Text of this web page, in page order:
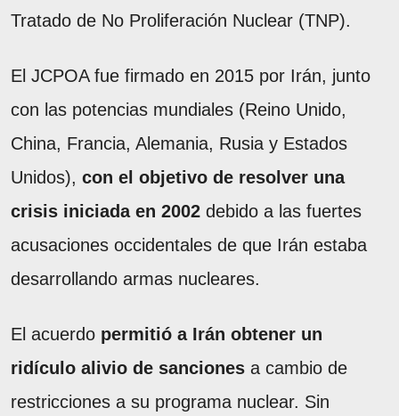
Tratado de No Proliferación Nuclear (TNP).
El JCPOA fue firmado en 2015 por Irán, junto
con las potencias mundiales (Reino Unido,
China, Francia, Alemania, Rusia y Estados
Unidos), con el objetivo de resolver una
crisis iniciada en 2002 debido a las fuertes
acusaciones occidentales de que Irán estaba
desarrollando armas nucleares.
El acuerdo permitió a Irán obtener un
ridículo alivio de sanciones a cambio de
restricciones a su programa nuclear. Sin